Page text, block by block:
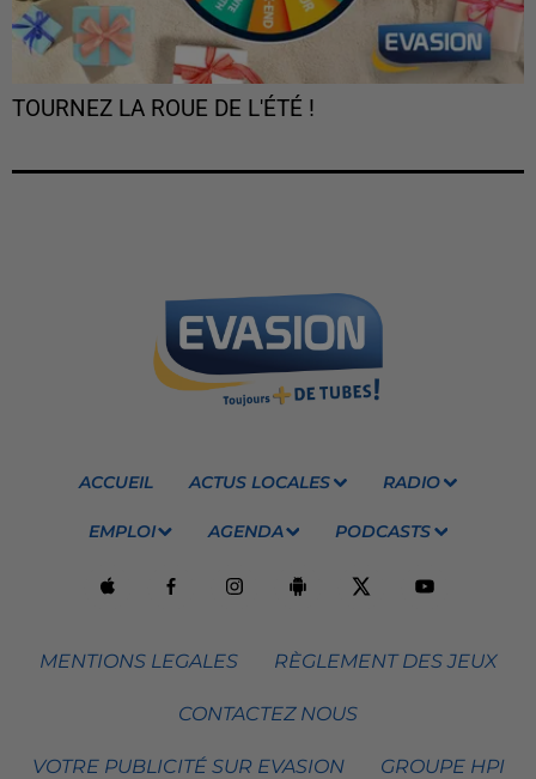
TOURNEZ LA ROUE DE L'ÉTÉ !
ACCUEIL ACTUS LOCALES RADIO
EMPLOI AGENDA PODCASTS
MENTIONS LEGALES RÈGLEMENT DES JEUX
CONTACTEZ NOUS
VOTRE PUBLICITÉ SUR EVASION GROUPE HPI